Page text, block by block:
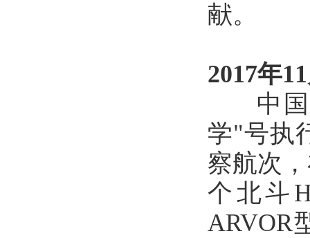
献。
2017年
中国
学"号执
察航次
个北斗
ARVOR